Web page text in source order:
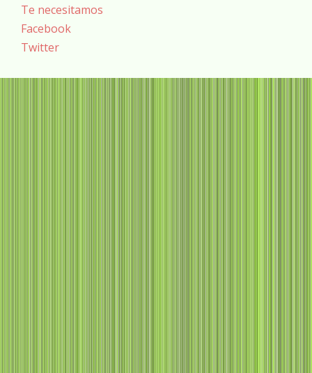
Te necesitamos
Facebook
Twitter